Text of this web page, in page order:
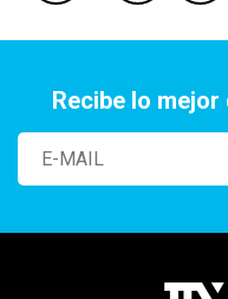
Recibe lo